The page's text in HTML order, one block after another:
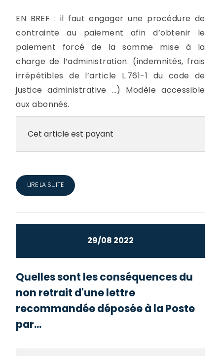
EN BREF : il faut engager une procédure de
contrainte au paiement afin d’obtenir le
paiement forcé de la somme mise à la
charge de l’administration. (indemnités, frais
irrépétibles de l’article L.761-1 du code de
justice administrative …) Modèle accessible
aux abonnés.
Cet article est payant
LIRE LA SUITE
29/08 2022
Quelles sont les conséquences du
non retrait d'une lettre
recommandée déposée à la Poste
par...